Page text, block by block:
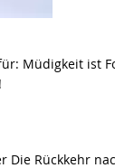
Müdigkeit ist
Rückkehr